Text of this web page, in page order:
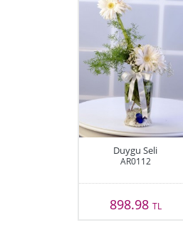
Duygu Seli
AR0112
898.98 TL